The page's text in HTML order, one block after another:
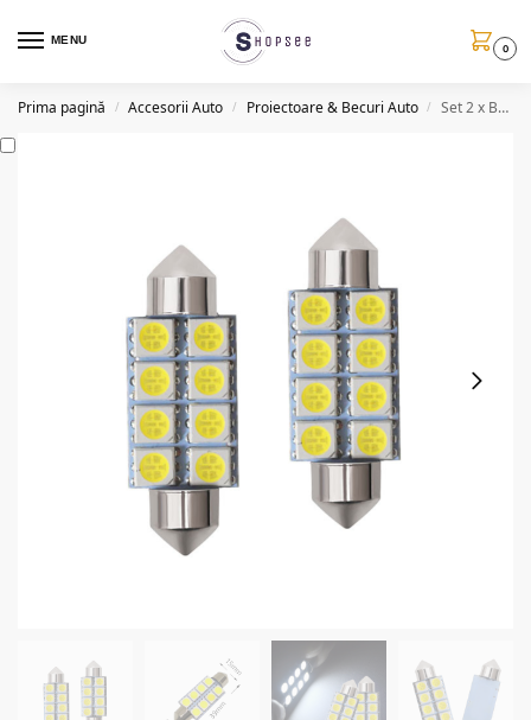
MENU
0
Prima pagină / Accesorii Auto / Proiectoare & Becuri Auto / Set 2 x Becuri auto 8LED SMD, Canbus, 10W/set, 6000K, 39mm